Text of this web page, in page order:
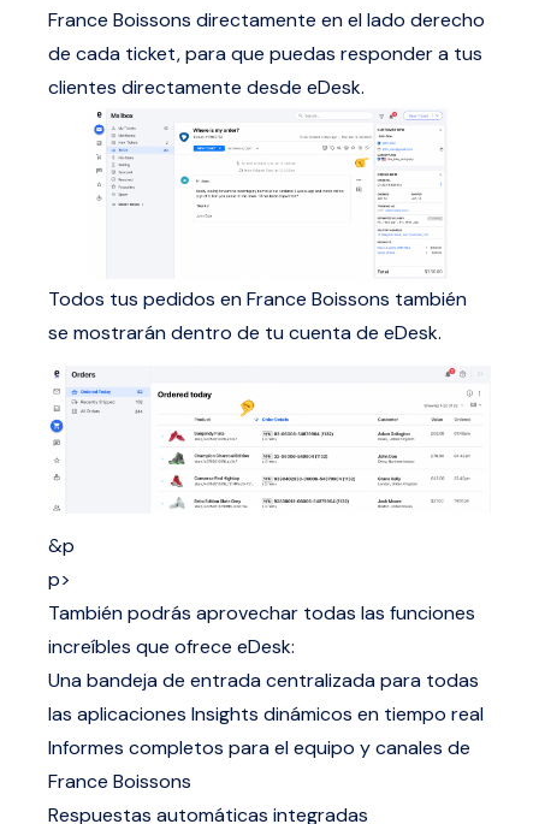
France Boissons directamente en el lado derecho
de cada ticket, para que puedas responder a tus
clientes directamente desde eDesk.
Todos tus pedidos en France Boissons también
se mostrarán dentro de tu cuenta de eDesk.
&p
p>
También podrás aprovechar todas las funciones
increíbles que ofrece eDesk:
Una bandeja de entrada centralizada para todas
las aplicaciones Insights dinámicos en tiempo real
Informes completos para el equipo y canales de
France Boissons
Respuestas automáticas integradas